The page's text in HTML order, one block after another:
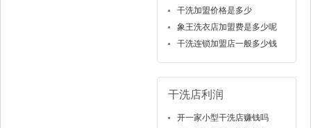
干洗加盟价格是多少
象王洗衣店加盟费是多少呢
干洗连锁加盟店一般多少钱
干洗店利润
开一家小型干洗店赚钱吗